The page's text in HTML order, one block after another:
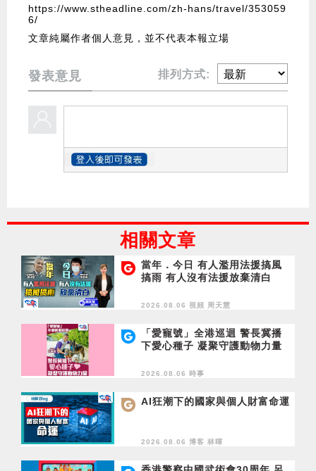
https://www.stheadline.com/zh-hans/travel/353059
6/
文章純屬作者個人意見，並不代表本報立場
發表意見 排列方式:
相關文章
當年．今日 有人濫用法援搞風
搞雨 有人沒有法援放棄清白
2026.08.06 視頻 周天慧
「愛寵號」全港巡迴 警長冀播
下愛心種子 凝聚守護動物力量
2026.08.06 時事
AI狂潮下的國家與個人財富命運
2026.08.06 博客 林暉